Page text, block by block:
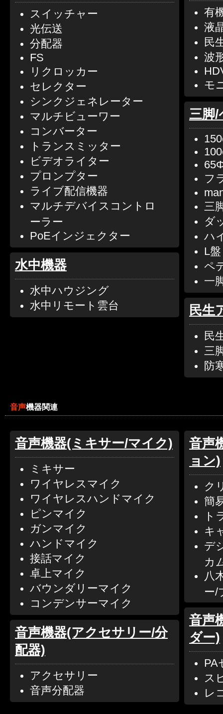
有
液
民
波
モ
スイッチャー
光伝送
分配器
FS
リクロッカー
セレクター
シンクジェネレーター
マルチビューワー
コンバーター
トランスミッター
ビデオライター
プロンプター
ライブ配信機器
マルチデバイスコントロ
ーラー
PoEインジェクター
三脚/
フ
三
ダ
ハ
L盤
ペ
一
水中機器
水中ハウジング
水中リモート雲台
民生
民
三
防
音声機器関連
音声機器(ミキサー/マイク)
ミキサー
ワイヤレスマイク
ワイヤレスハンドマイク
ピンマイク
ガンマイク
ハンドマイク
接話マイク
卓上マイク
バウンダリーマイク
コンデンサーマイク
音声
ョン)
ク
簡
ト
キ
デ
カ
八
ー/
音声
ダー)
PA
ス
レ
音声機器(アクセサリー/分
配器)
アクセサリー
音声分配器